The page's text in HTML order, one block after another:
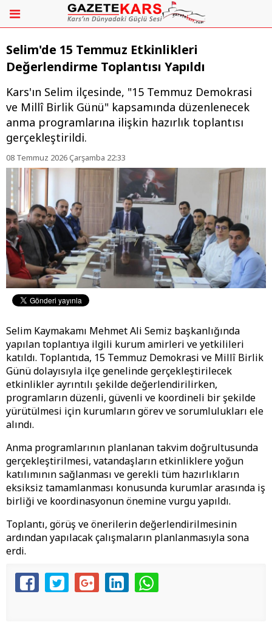
Selim'de 15 Temmuz Etkinlikleri
Değerlendirme Toplantısı Yapıldı
Kars'ın Selim ilçesinde, "15 Temmuz Demokrasi
ve Millî Birlik Günü" kapsamında düzenlenecek
anma programlarına ilişkin hazırlık toplantısı
gerçekleştirildi.
08 Temmuz 2026 Çarşamba 22:33
Selim Kaymakamı Mehmet Ali Semiz başkanlığında
yapılan toplantıya ilgili kurum amirleri ve yetkilileri
katıldı. Toplantıda, 15 Temmuz Demokrasi ve Millî Birlik
Günü dolayısıyla ilçe genelinde gerçekleştirilecek
etkinlikler ayrıntılı şekilde değerlendirilirken,
programların düzenli, güvenli ve koordineli bir şekilde
yürütülmesi için kurumların görev ve sorumlulukları ele
alındı.
Anma programlarının planlanan takvim doğrultusunda
gerçekleştirilmesi, vatandaşların etkinliklere yoğun
katılımının sağlanması ve gerekli tüm hazırlıkların
eksiksiz tamamlanması konusunda kurumlar arasında iş
birliği ve koordinasyonun önemine vurgu yapıldı.
Toplantı, görüş ve önerilerin değerlendirilmesinin
ardından yapılacak çalışmaların planlanmasıyla sona
erdi.